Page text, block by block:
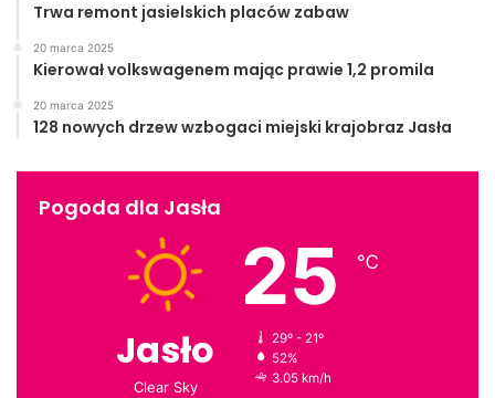
Trwa remont jasielskich placów zabaw
20 marca 2025
Kierował volkswagenem mając prawie 1,2 promila
20 marca 2025
128 nowych drzew wzbogaci miejski krajobraz Jasła
Pogoda dla Jasła
Jasło
Clear Sky
25 ℃
29º - 21º
52%
3.05 km/h